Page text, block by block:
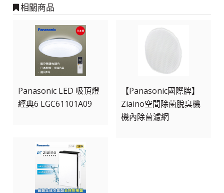
相關商品
Panasonic LED 吸頂燈
經典6 LGC61101A09
【Panasonic國際牌】
Ziaino空間除菌脫臭機
機內除菌濾網